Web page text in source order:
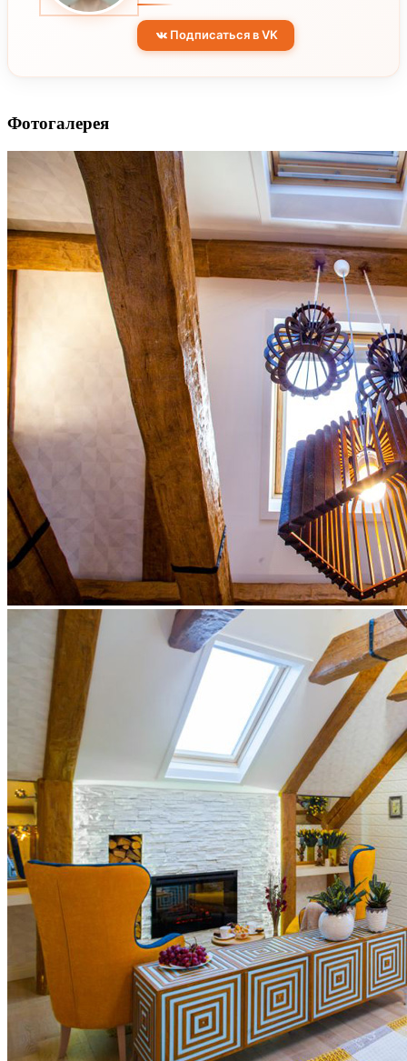
Подписаться в VK
Фотогалерея